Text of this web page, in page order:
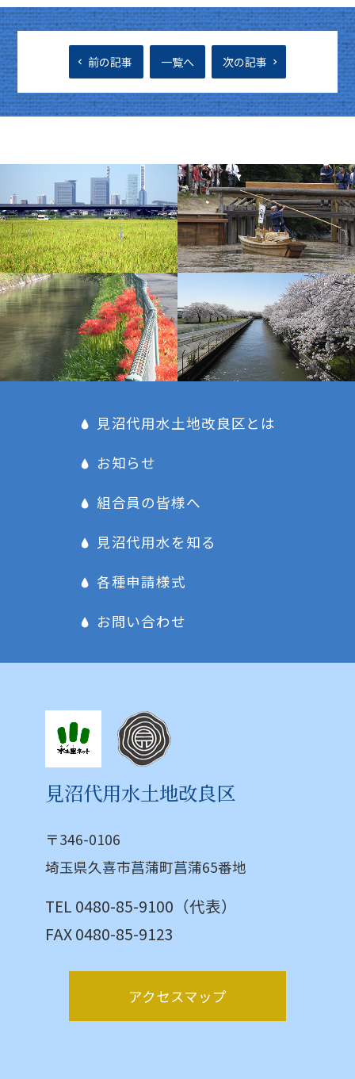
前の記事 一覧へ 次の記事
見沼代用水土地改良区
〒346-0106
埼玉県久喜市菖蒲町菖蒲65番地
TEL 0480-85-9100（代表）
FAX 0480-85-9123
アクセスマップ
見沼代用水土地改良区とは
お知らせ
組合員の皆様へ
見沼代用水を知る
各種申請様式
お問い合わせ